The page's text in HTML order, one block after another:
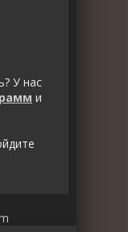
У нас
и